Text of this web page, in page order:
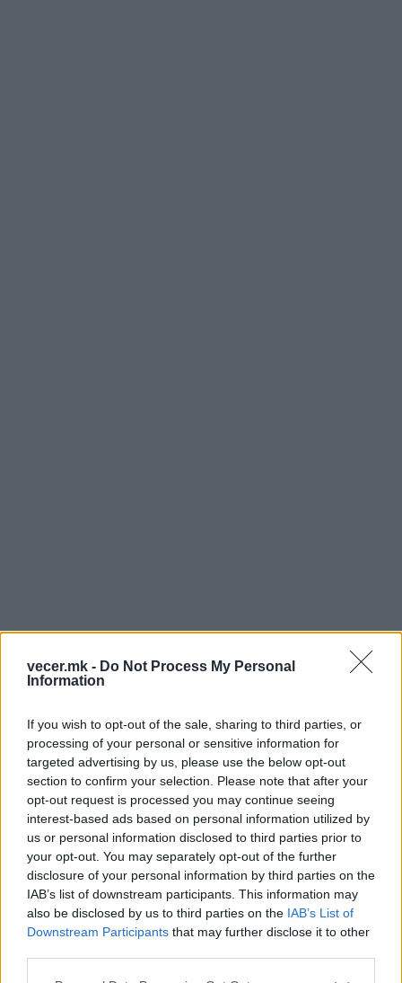
vecer.mk - Do Not Process My Personal
Information
If you wish to opt-out of the sale, sharing to third parties, or
processing of your personal or sensitive information for
targeted advertising by us, please use the below opt-out
section to confirm your selection. Please note that after your
opt-out request is processed you may continue seeing
interest-based ads based on personal information utilized by
us or personal information disclosed to third parties prior to
your opt-out. You may separately opt-out of the further
disclosure of your personal information by third parties on the
IAB’s list of downstream participants. This information may
also be disclosed by us to third parties on the IAB’s List of
Downstream Participants that may further disclose it to other